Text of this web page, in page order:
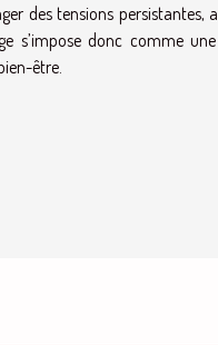
des tensions persistantes,
s’impose donc comme
être.